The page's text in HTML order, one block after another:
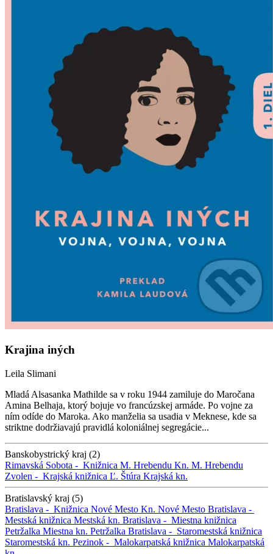
Krajina iných
Leila Slimani
Mladá Alsasanka Mathilde sa v roku 1944 zamiluje do Maročana
Amina Belhaja, ktorý bojuje vo francúzskej armáde. Po vojne za
ním odíde do Maroka. Ako manželia sa usadia v Meknese, kde sa
striktne dodržiavajú pravidlá koloniálnej segregácie...
Banskobystrický kraj (2)
Rimavská Sobota - Knižnica M. Hrebendu Kn. M. Hrebendu
Zvolen - Krajská knižnica Ľ. Štúra Krajská kn.
Bratislavský kraj (5)
Bratislava - Knižnica Nové Mesto Kn. Nové Mesto Bratislava -
Mestská knižnica Mestská kn. Bratislava - Miestna knižnica
Petržalka Miestna kn. Petržalka Bratislava - Staromestská knižnica
Staromestská kn. Pezinok - Malokarpatská knižnica Malokarpatská